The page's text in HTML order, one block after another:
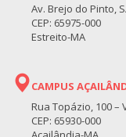
Av. Brejo do Pinto,
CEP: 65975-000
Estreito-MA
CAMPUS
Rua Topázio, 100 –
CEP: 65930-000